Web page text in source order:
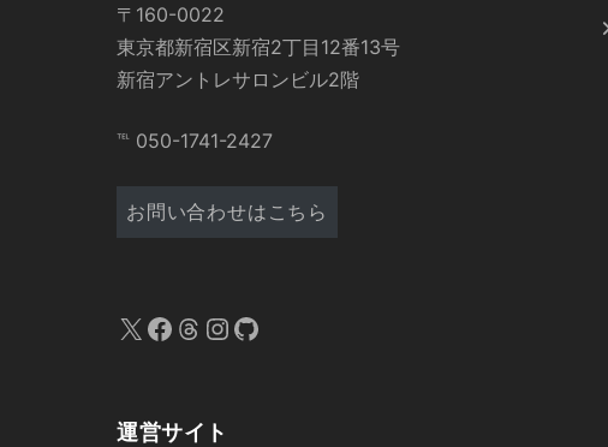
〒160-0022
東京都新宿区新宿2丁目12番13号
新宿アントレサロンビル2階
℡ 050-1741-2427
お問い合わせはこちら
X Facebook Threads InstagramGitHub
運営サイト